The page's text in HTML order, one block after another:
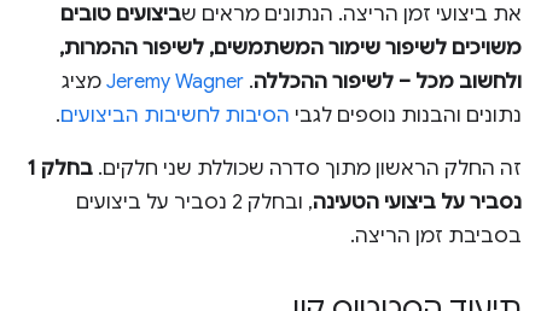
את ביצועי זמן הריצה. הנתונים מראים שביצועים טובים
משויכים לשיפור שימור המשתמשים, לשיפור ההמרות,
ולחשוב מכל – לשיפור ההכללה.
Jeremy Wagner מציג
נתונים והבנות נוספים לגבי הסיבות לחשיבות הביצועים.
זה החלק הראשון מתוך סדרה שכוללת שני חלקים.
בחלק 1
נסביר על ביצועי הטעינה
, ובחלק 2 נסביר על ביצועים
בסביבת זמן הריצה.